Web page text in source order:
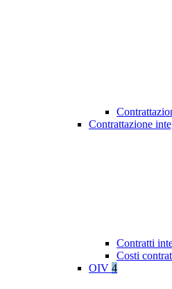
Contrattazione
Contratti
Costi
OIV 4